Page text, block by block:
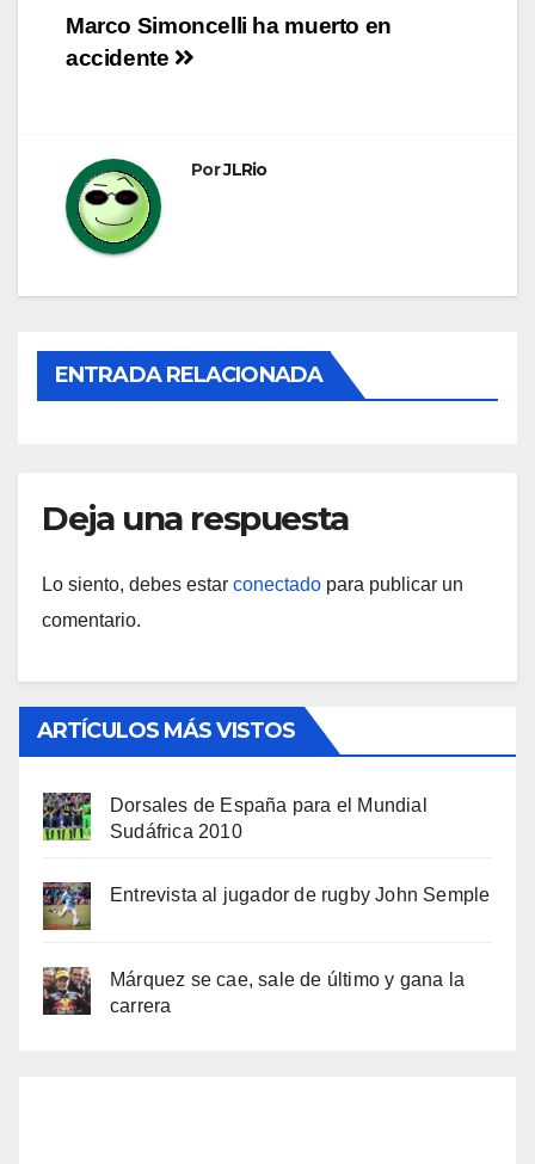
Navegación
Marco Simoncelli ha muerto en
accidente
PorJLRio
ENTRADA RELACIONADA
Deja una respuesta
Lo siento, debes estar conectado para publicar un
comentario.
ARTÍCULOS MÁS VISTOS
Dorsales de España para el Mundial
Sudáfrica 2010
Entrevista al jugador de rugby John Semple
Márquez se cae, sale de último y gana la
carrera